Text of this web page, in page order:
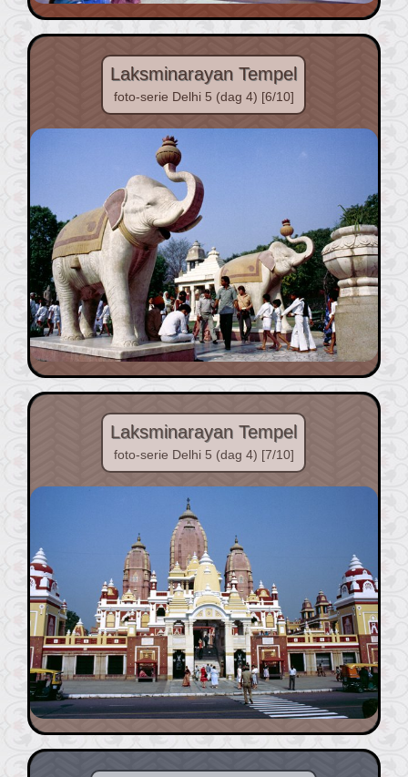
Laksminarayan Tempel
foto-serie Delhi 5 (dag 4) [6/10]
Laksminarayan Tempel
foto-serie Delhi 5 (dag 4) [7/10]